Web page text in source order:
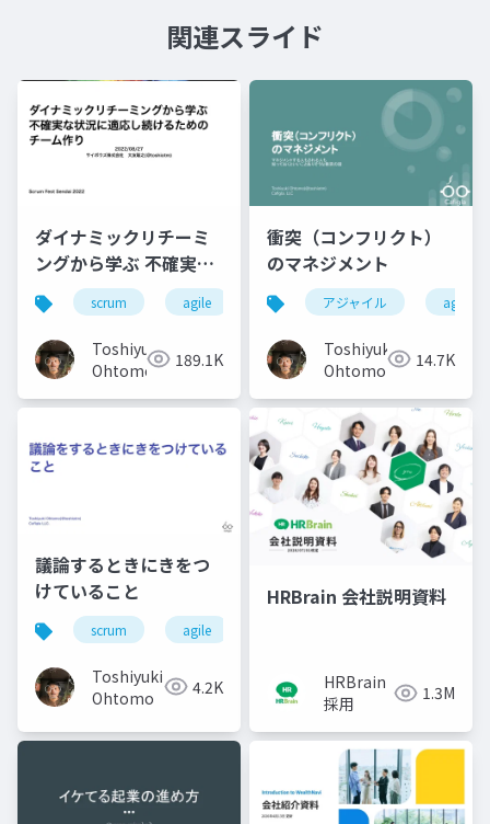
関連スライド
ダイナミックリチーミ
ングから学ぶ 不確実な
状況に適応し続けるた
めの チーム作り
scrum agile dynamicreteaming
Toshiyuki
Ohtomo
189.1K
衝突（コンフリクト）
のマネジメント
アジャイル agile
Toshiyuki
Ohtomo
14.7K
議論するときにきをつ
けていること
scrum agile
Toshiyuki
Ohtomo
4.2K
HRBrain 会社説明資料
HRBrain
採用
1.3M